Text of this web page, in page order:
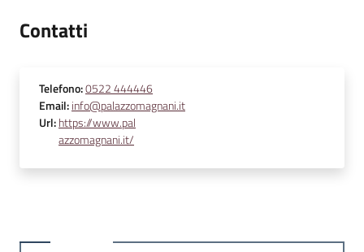
Contatti
Telefono:0522 444446
Email:info@palazzomagnani.it
Url:https://www.pal
azzomagnani.it/